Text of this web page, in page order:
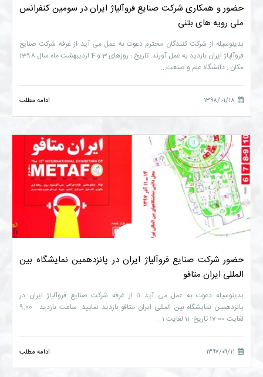
حضور و همکاری شرکت صنایع فروآلیاژ ایران در سومین کنفرانس
ملی رویه های بتنی
بدینوسیله از شرکت کنندگان محترم دعوت به عمل می آید از غرفه شرکت صنایع
فروآلیاژ ایران بازدید به عمل آورند. تاریخ : روزهای 3 و 4 اردیبهشت ماه سال 1398
مکان : دانشگاه علم و صنعت...
۱۳۹۸/۰۱/۱۸ ادامه مطلب
حضور شرکت صنایع فروآلیاژ ایران در پانزدهمین نمایشگاه بین
المللی ایران متافو
بدینوسیله دعوت به عمل می آید تا از غرفه شرکت صنایع فروآلیاژ ایران در
پانزدهمین نمایشگاه بین المللی ایران متافو بازدید نمایید. ساعت بازدید : 9:00
لغایت 17:00 تاریخ: 11 لغایت 1...
۱۳۹۷/۰۹/۱۱ ادامه مطلب